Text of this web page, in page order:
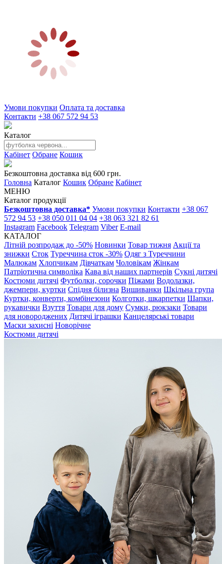
Умови покупки Оплата та доставка
Контакти +38 067 572 94 53
Каталог
Кабінет Обране Кошик
Безкоштовна доставка від 600 грн.
Головна Каталог Кошик Обране Кабінет
МЕНЮ
Каталог продукції
Безкоштовна доставка* Умови покупки Контакти +38 067
572 94 53 +38 050 011 04 04 +38 063 321 82 61
Instagram Facebook Telegram Viber E-mail
КАТАЛОГ
Літній розпродаж до -50% Новинки Товар тижня Акції та
знижки Сток Туреччина сток -30% Одяг з Туреччини
Малюкам Хлопчикам Дівчаткам Чоловікам Жінкам
Патріотична символіка Кава від наших партнерів Сукні дитячі
Костюми дитячі Футболки, сорочки Піжами Водолазки,
джемпери, куртки Спідня білизна Вишиванки Шкільна група
Куртки, конверти, комбінезони Колготки, шкарпетки Шапки,
рукавички Взуття Товари для дому Сумки, рюкзаки Товари
для новороджених Дитячі іграшки Канцелярські товари
Маски захисні Новорічне
Костюми дитячі